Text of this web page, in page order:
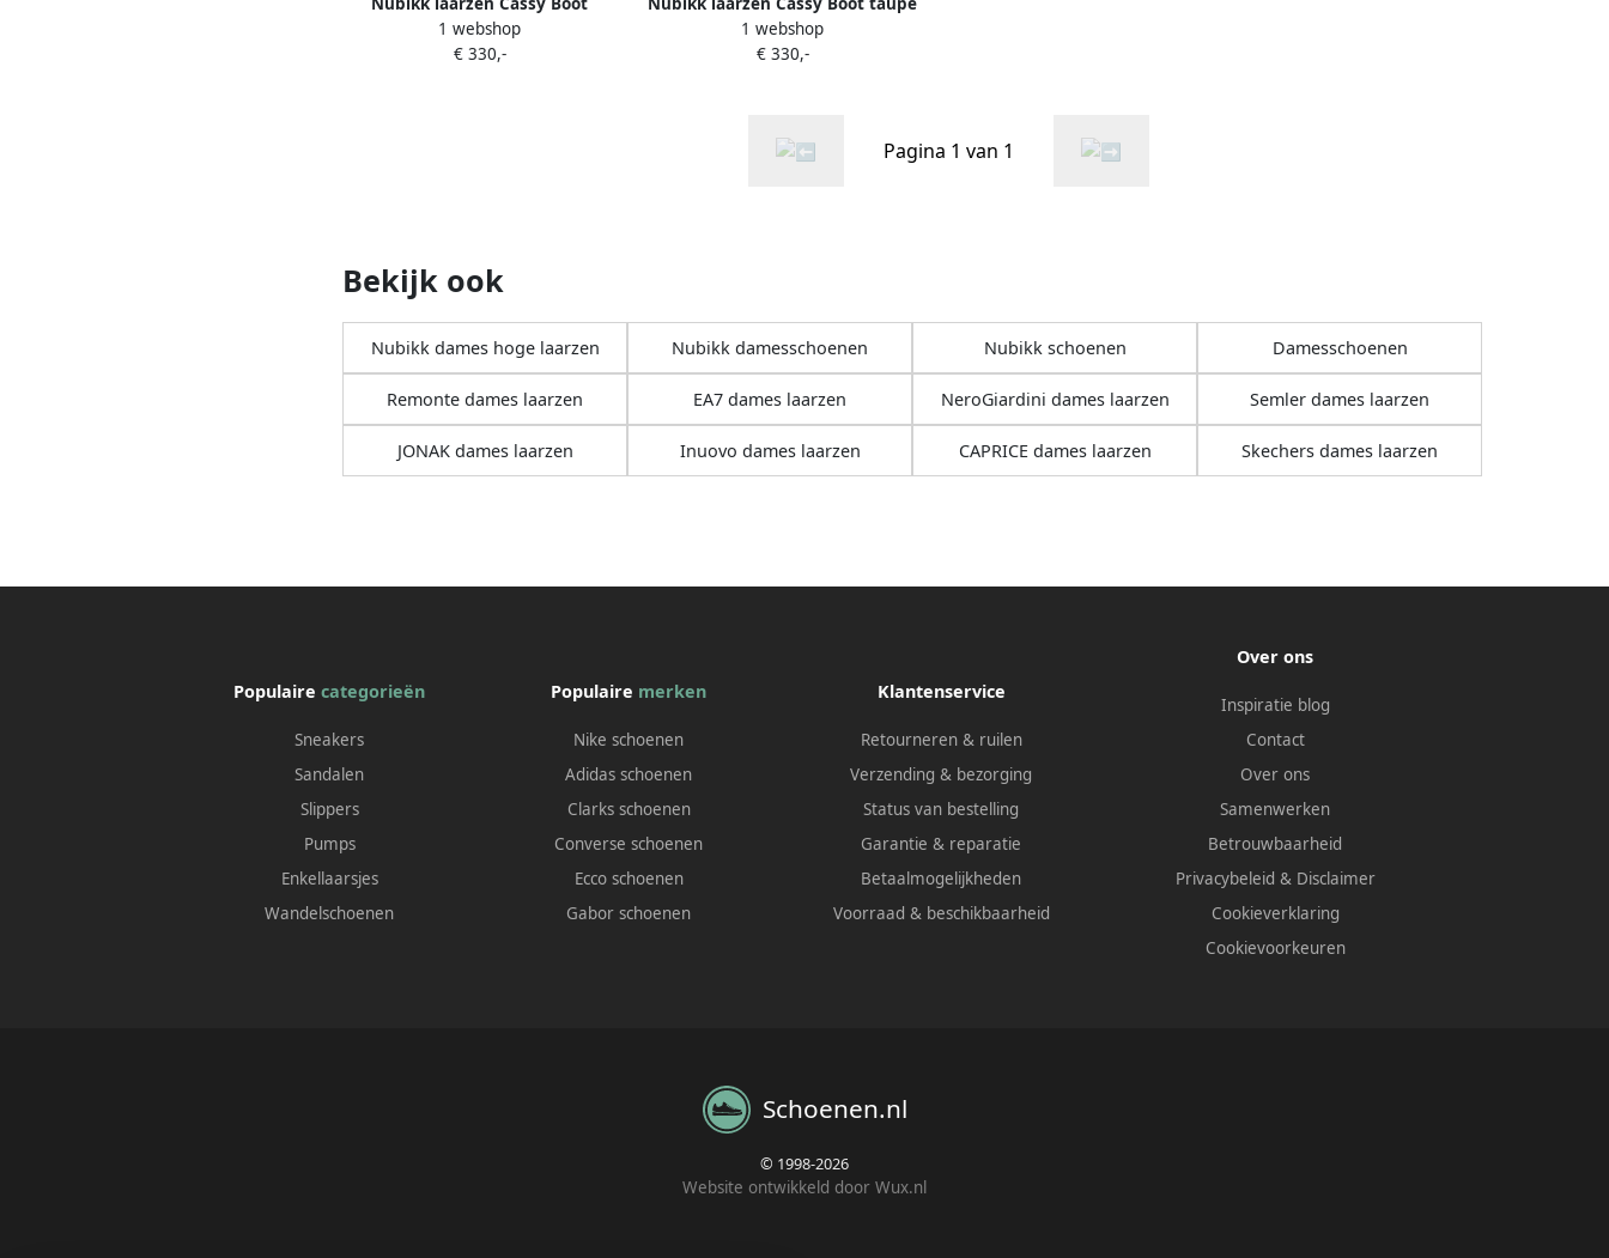
21072800 taupe suede
1 webshop
€ 330,-
1 webshop
€ 330,-
Pagina 1 van 1
Bekijk ook
Nubikk dames hoge laarzen Nubikk damesschoenen Nubikk schoenen Damesschoenen
Remonte dames laarzen EA7 dames laarzen NeroGiardini dames laarzen Semler dames laarzen
JONAK dames laarzen Inuovo dames laarzen CAPRICE dames laarzen Skechers dames laarzen
Populairecategorieën
Sneakers
Sandalen
Slippers
Pumps
Enkellaarsjes
Wandelschoenen
Populaire merken
Nike schoenen
Adidas schoenen
Clarks schoenen
Converse schoenen
Ecco schoenen
Gabor schoenen
Klantenservice
Retourneren & ruilen
Verzending & bezorging
Status van bestelling
Garantie & reparatie
Betaalmogelijkheden
Voorraad & beschikbaarheid
Over ons
Inspiratie blog
Contact
Over ons
Samenwerken
Betrouwbaarheid
Privacybeleid & Disclaimer
Cookieverklaring
Cookievoorkeuren
Schoenen.nl
© 1998-2026
Website ontwikkeld door Wux.nl